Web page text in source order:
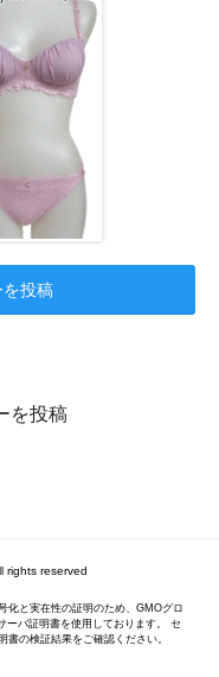
を投稿
を投稿
rights reserved
化と実在性の証明のため、GMOグロ
ーバ証明書を使用しております。 セ
書の検証結果をご確認ください。